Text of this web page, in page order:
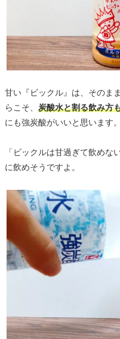
甘い『ビックル』は、そのま
らこそ、 炭酸水と割る飲み方
にも強炭酸がいいと思います。
「ビックルは甘過ぎて飲め
に飲めそうですよ。